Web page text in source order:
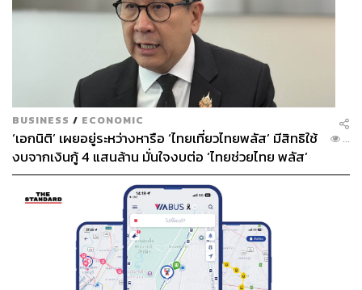
BUSINESS / ECONOMIC
‘เอกนิติ’ เผยอยู่ระหว่างหารือ ‘ไทยเที่ยวไทยพลัส’ มีสิทธิใช้
งบจากเงินกู้ 4 แสนล้าน มั่นใจงบต่อ ‘ไทยช่วยไทย พลัส’
เฟส 2 มีเพียงพอ
...